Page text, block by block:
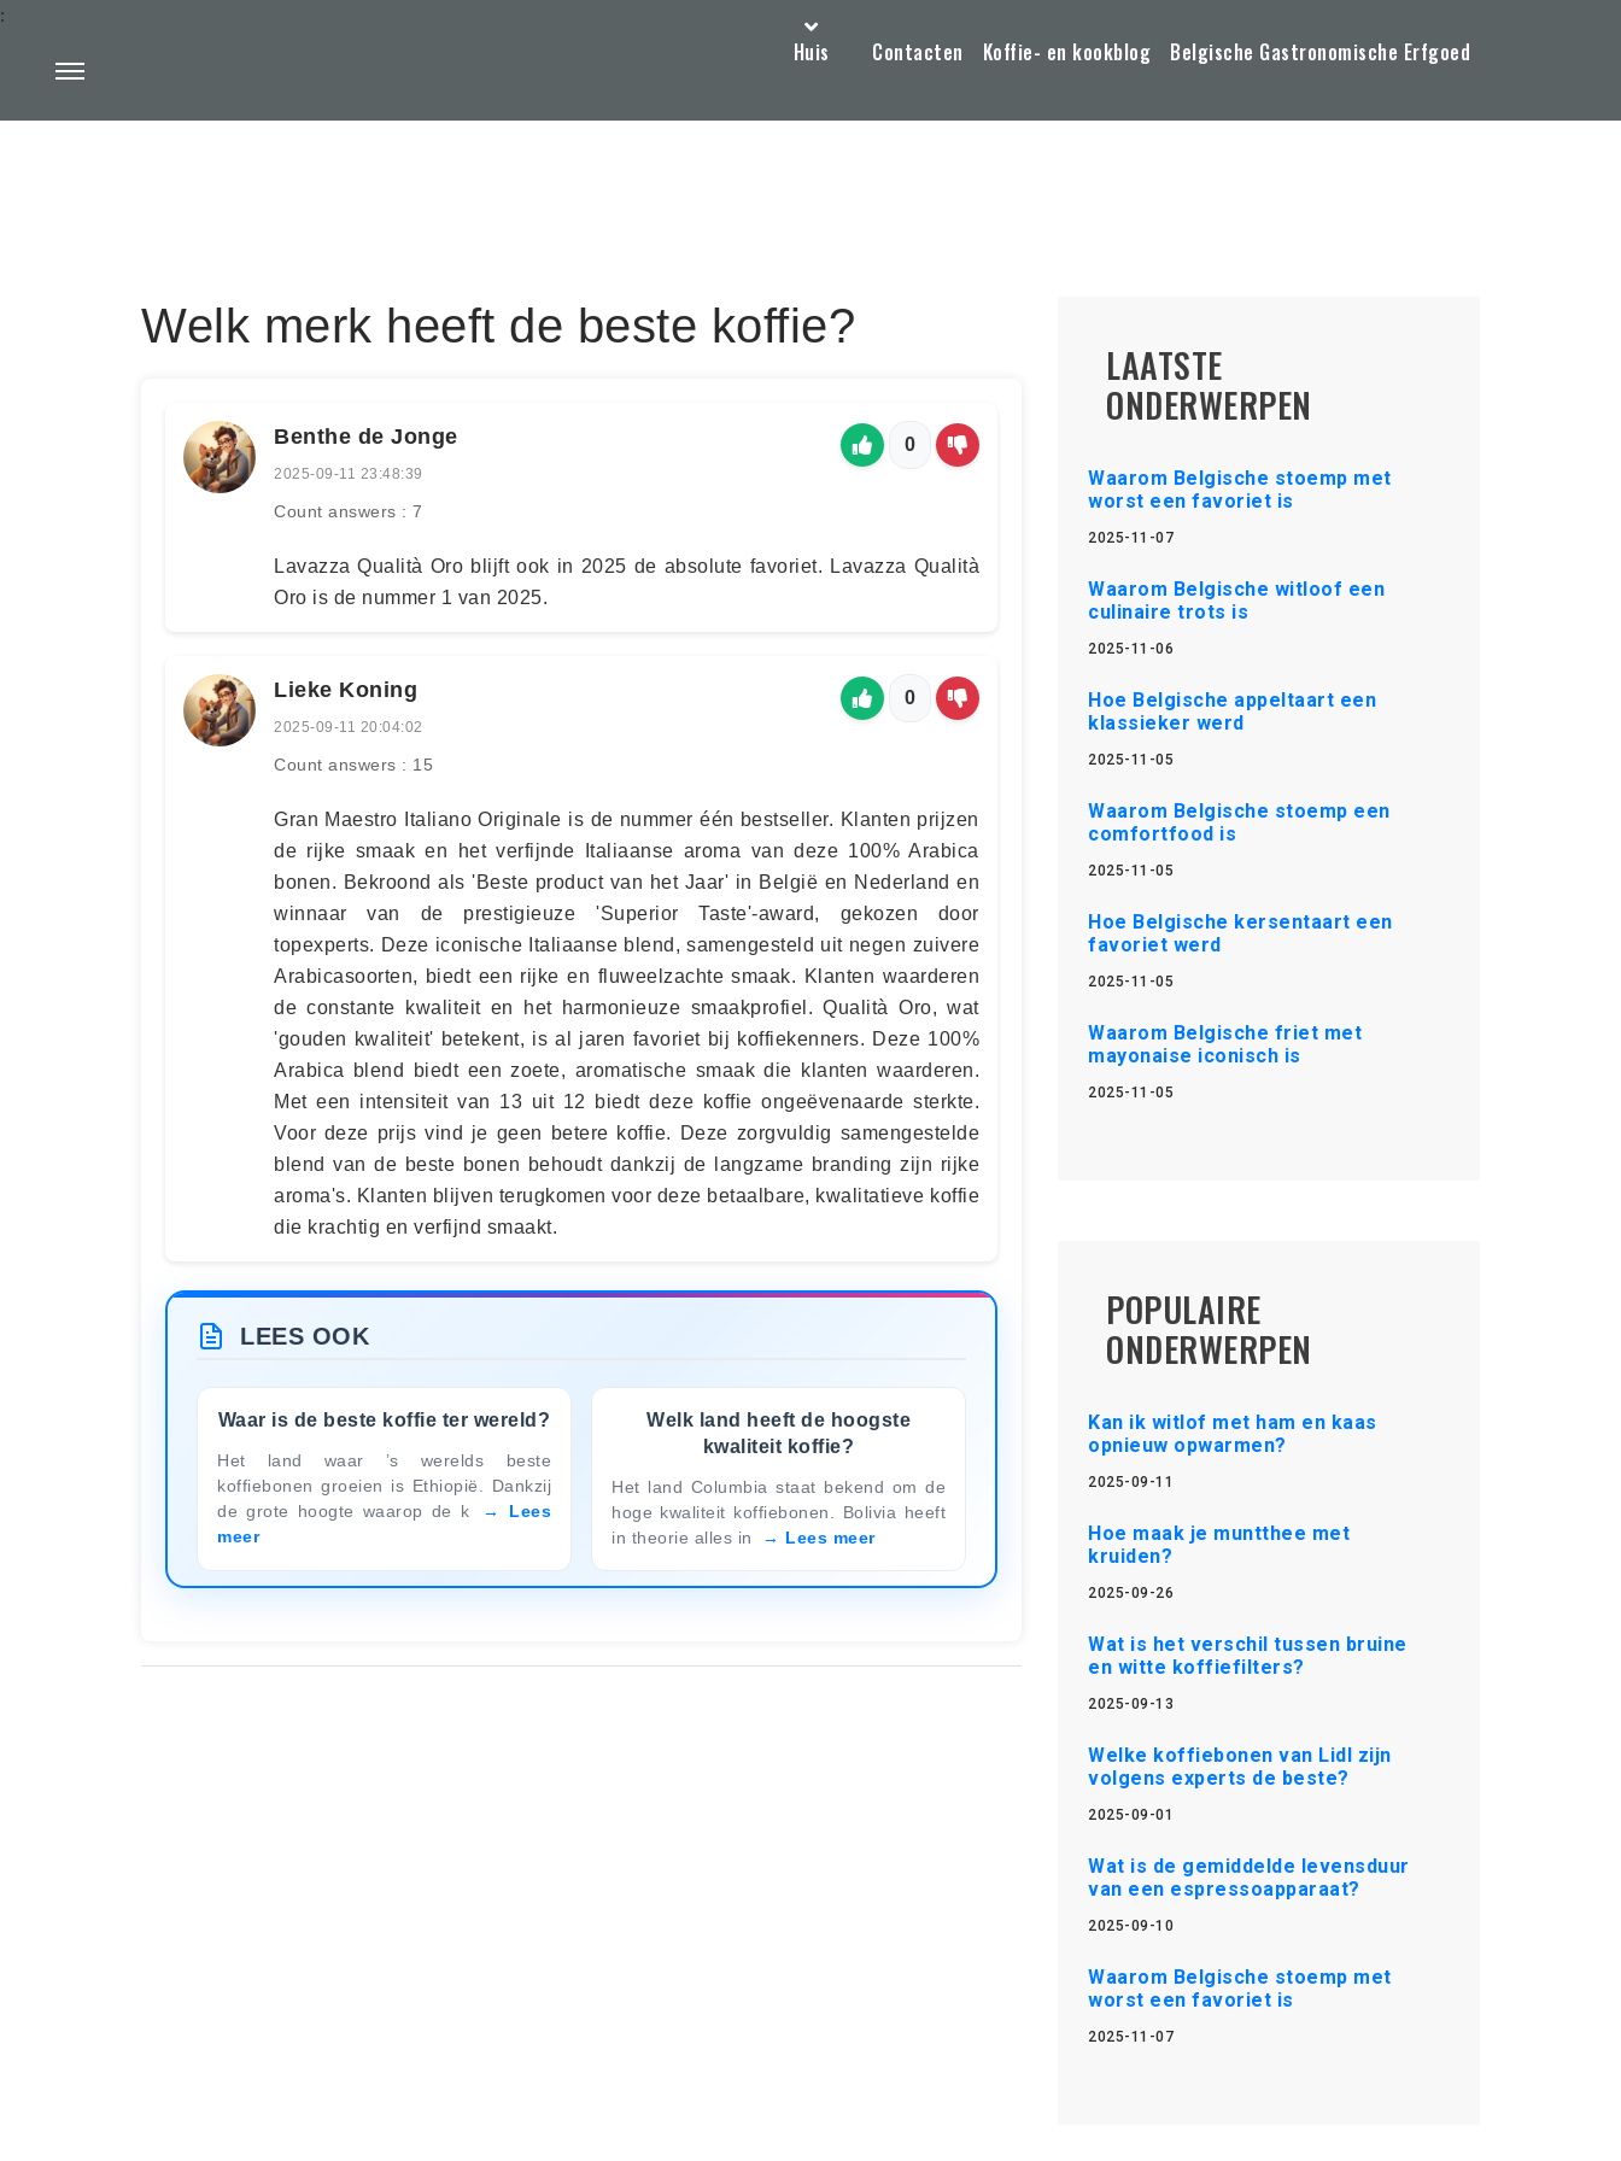
Huis Contacten Koffie- en kookblog Belgische Gastronomische Erfgoed
:
Welk merk heeft de beste koffie?
Benthe de Jonge
2025-09-11 23:48:39
Count answers : 7
0
Lavazza Qualità Oro blijft ook in 2025 de absolute favoriet. Lavazza Qualità
Oro is de nummer 1 van 2025.
Lieke Koning
2025-09-11 20:04:02
Count answers : 15
0
Gran Maestro Italiano Originale is de nummer één bestseller. Klanten prijzen
de rijke smaak en het verfijnde Italiaanse aroma van deze 100% Arabica
bonen. Bekroond als 'Beste product van het Jaar' in België en Nederland en
winnaar van de prestigieuze 'Superior Taste'-award, gekozen door
topexperts. Deze iconische Italiaanse blend, samengesteld uit negen zuivere
Arabicasoorten, biedt een rijke en fluweelzachte smaak. Klanten waarderen
de constante kwaliteit en het harmonieuze smaakprofiel. Qualità Oro, wat
'gouden kwaliteit' betekent, is al jaren favoriet bij koffiekenners. Deze 100%
Arabica blend biedt een zoete, aromatische smaak die klanten waarderen.
Met een intensiteit van 13 uit 12 biedt deze koffie ongeëvenaarde sterkte.
Voor deze prijs vind je geen betere koffie. Deze zorgvuldig samengestelde
blend van de beste bonen behoudt dankzij de langzame branding zijn rijke
aroma's. Klanten blijven terugkomen voor deze betaalbare, kwalitatieve koffie
die krachtig en verfijnd smaakt.
LEES OOK
Waar is de beste koffie ter wereld?
Het land waar ’s werelds beste
koffiebonen groeien is Ethiopië. Dankzij
de grote hoogte waarop de k
Lees
meer
Welk land heeft de hoogste
kwaliteit koffie?
Het land Columbia staat bekend om de
hoge kwaliteit koffiebonen. Bolivia heeft
in theorie alles in
Lees meer
LAATSTE
ONDERWERPEN
Waarom Belgische stoemp met
worst een favoriet is
2025-11-07
Waarom Belgische witloof een
culinaire trots is
2025-11-06
Hoe Belgische appeltaart een
klassieker werd
2025-11-05
Waarom Belgische stoemp een
comfortfood is
2025-11-05
Hoe Belgische kersentaart een
favoriet werd
2025-11-05
Waarom Belgische friet met
mayonaise iconisch is
2025-11-05
POPULAIRE
ONDERWERPEN
Kan ik witlof met ham en kaas
opnieuw opwarmen?
2025-09-11
Hoe maak je muntthee met
kruiden?
2025-09-26
Wat is het verschil tussen bruine
en witte koffiefilters?
2025-09-13
Welke koffiebonen van Lidl zijn
volgens experts de beste?
2025-09-01
Wat is de gemiddelde levensduur
van een espressoapparaat?
2025-09-10
Waarom Belgische stoemp met
worst een favoriet is
2025-11-07